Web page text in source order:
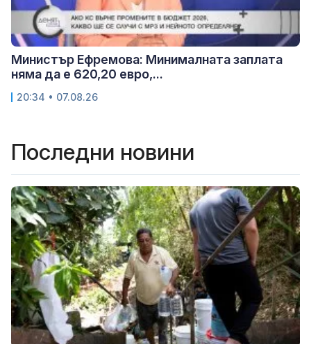
Министър Ефремова: Минималната заплата
няма да е 620,20 евро,...
20:34 • 07.08.26
Последни новини